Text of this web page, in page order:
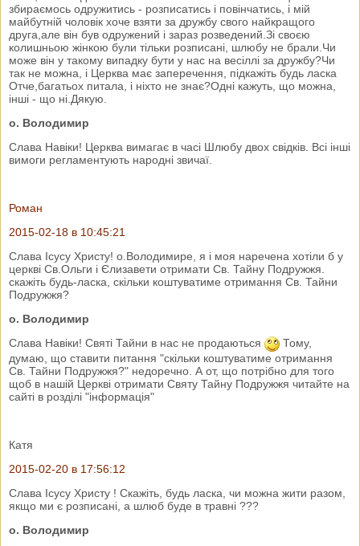
збираємось одружитись - розписатись і повінчатись, і мій
майбутній чоловік хоче взяти за дружбу свого найкращого
друга,але він був одружений і зараз розведений.Зі своєю
колишньою жінкою були тільки розписані, шлюбу не брали.Чи
може він у такому випадку бути у нас на весіллі за дружбу?Чи
так не можна, і Церква має заперечення, підкажіть будь ласка
Отче,багатьох питала, і ніхто не знає?Одні кажуть, що можна,
інші - що ні.Дякую.
о. Володимир
Слава Навіки! Церква вимагає в часі Шлюбу двох свідків. Всі інші
вимоги регламентують народні звичаї.
Роман
2015-02-18 в 10:45:21
Слава Ісусу Христу! о.Володимире, я і моя наречена хотіли б у
церкві Св.Ольги і Єлизавети отримати Св. Тайну Подружжя.
скажіть будь-ласка, скільки коштуватиме отримання Св. Тайни
Подружжя?
о. Володимир
Слава Навіки! Святі Тайни в нас не продаються
Тому,
думаю, що ставити питання "скільки коштуватиме отримання
Св. Тайни Подружжя?" недоречно. А от, що потрібно для того
щоб в нашій Церкві отримати Святу Тайну Подружжя читайте на
сайті в розділі "інформація"
Катя
2015-02-20 в 17:56:12
Слава Ісусу Христу ! Скажіть, будь ласка, чи можна жити разом,
якщо ми є розписані, а шлюб буде в травні ???
о. Володимир